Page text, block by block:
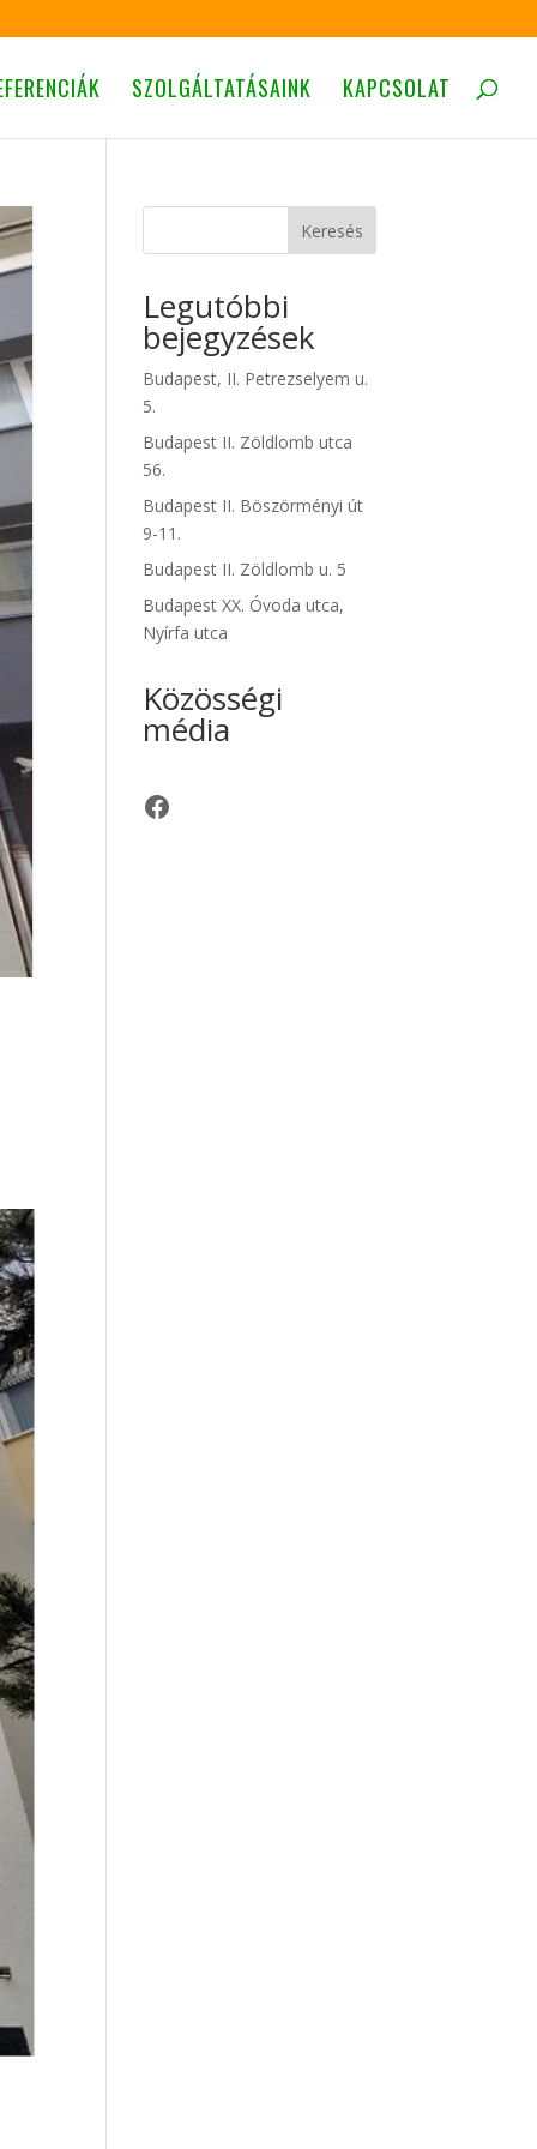
SZOLGÁLTATÁSAINK KAPCSOLAT
Keresés
Legutóbbi
bejegyzések
Budapest, II. Petrezselyem u.
5.
Budapest II. Zöldlomb utca
56.
Budapest II. Böszörményi út
9-11.
Budapest II. Zöldlomb u. 5
Budapest XX. Óvoda utca,
Nyírfa utca
Közösségi
média
Facebook